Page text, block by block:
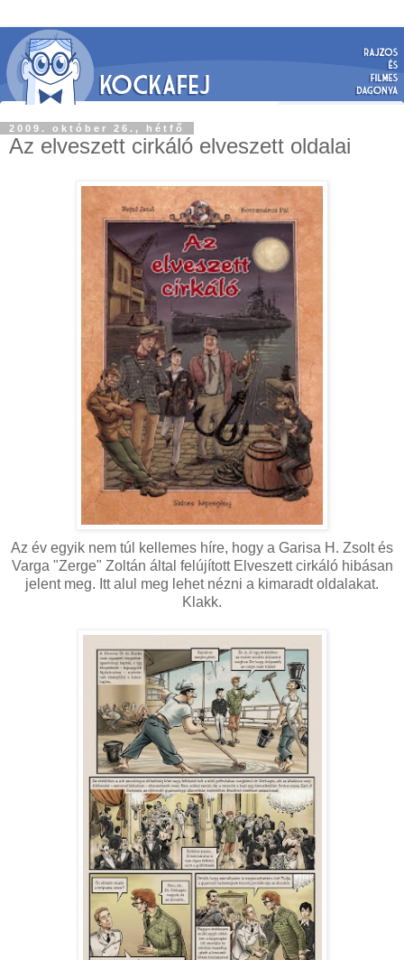
2009. október 26., hétfő
Az elveszett cirkáló elveszett oldalai
Az év egyik nem túl kellemes híre, hogy a Garisa H. Zsolt és
Varga "Zerge" Zoltán által felújított Elveszett cirkáló hibásan
jelent meg. Itt alul meg lehet nézni a kimaradt oldalakat.
Klakk.